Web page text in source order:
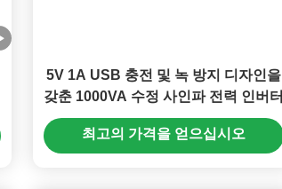
5V 1A USB 충전 및 녹 방지 디자인을
갖춘 1000VA 수정 사인파 전력 인버터
최고의 가격을 얻으십시오